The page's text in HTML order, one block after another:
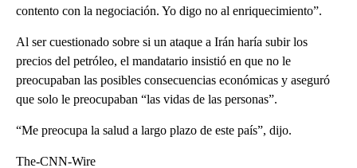
contento con la negociación. Yo digo no al enriquecimiento”.
Al ser cuestionado sobre si un ataque a Irán haría subir los
precios del petróleo, el mandatario insistió en que no le
preocupaban las posibles consecuencias económicas y aseguró
que solo le preocupaban “las vidas de las personas”.
“Me preocupa la salud a largo plazo de este país”, dijo.
The-CNN-Wire